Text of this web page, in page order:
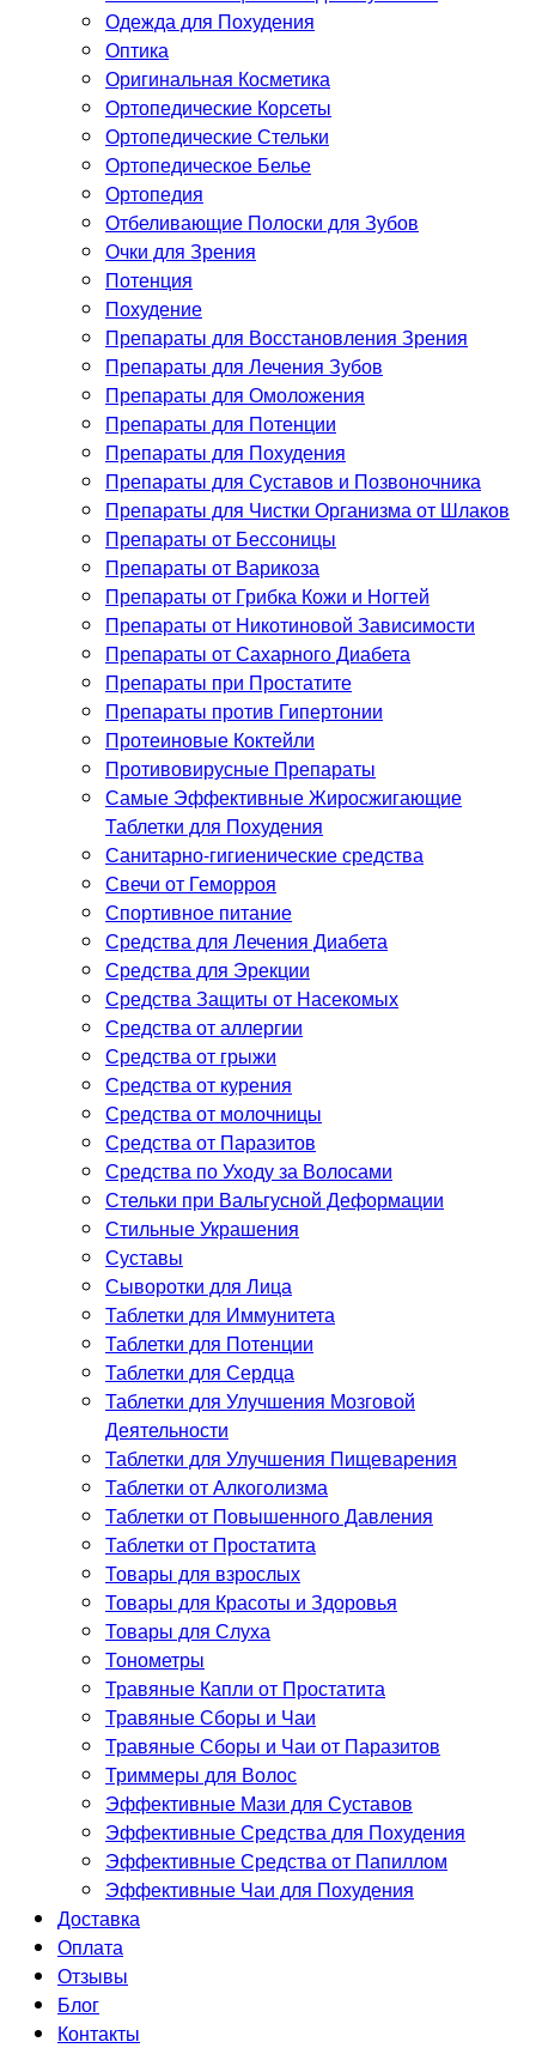
Одежда для Похудения
Оптика
Оригинальная Косметика
Ортопедические Корсеты
Ортопедические Стельки
Ортопедическое Белье
Ортопедия
Отбеливающие Полоски для Зубов
Очки для Зрения
Потенция
Похудение
Препараты для Восстановления Зрения
Препараты для Лечения Зубов
Препараты для Омоложения
Препараты для Потенции
Препараты для Похудения
Препараты для Суставов и Позвоночника
Препараты для Чистки Организма от Шлаков
Препараты от Бессоницы
Препараты от Варикоза
Препараты от Грибка Кожи и Ногтей
Препараты от Никотиновой Зависимости
Препараты от Сахарного Диабета
Препараты при Простатите
Препараты против Гипертонии
Протеиновые Коктейли
Противовирусные Препараты
Самые Эффективные Жиросжигающие
Таблетки для Похудения
Санитарно-гигиенические средства
Свечи от Геморроя
Спортивное питание
Средства для Лечения Диабета
Средства для Эрекции
Средства Защиты от Насекомых
Средства от аллергии
Средства от грыжи
Средства от курения
Средства от молочницы
Средства от Паразитов
Средства по Уходу за Волосами
Стельки при Вальгусной Деформации
Стильные Украшения
Суставы
Сыворотки для Лица
Таблетки для Иммунитета
Таблетки для Потенции
Таблетки для Сердца
Таблетки для Улучшения Мозговой
Деятельности
Таблетки для Улучшения Пищеварения
Таблетки от Алкоголизма
Таблетки от Повышенного Давления
Таблетки от Простатита
Товары для взрослых
Товары для Красоты и Здоровья
Товары для Слуха
Тонометры
Травяные Капли от Простатита
Травяные Сборы и Чаи
Травяные Сборы и Чаи от Паразитов
Триммеры для Волос
Эффективные Мази для Суставов
Эффективные Средства для Похудения
Эффективные Средства от Папиллом
Эффективные Чаи для Похудения
Доставка
Оплата
Отзывы
Блог
Контакты